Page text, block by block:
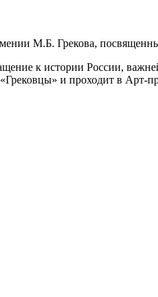
М.Б. Грекова,
к исто­рии России,
и про­хо­дит в Арт-